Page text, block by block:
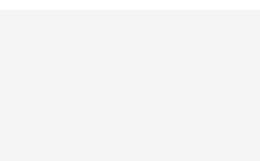
casual та смарт-кежуалі: на